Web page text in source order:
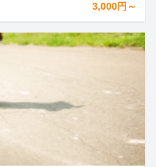
3,000円～